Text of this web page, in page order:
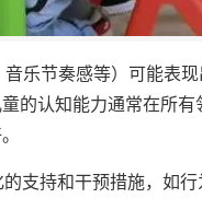
乐节奏感等）可能表
的认知能力通常在所
支持和干预措施，如